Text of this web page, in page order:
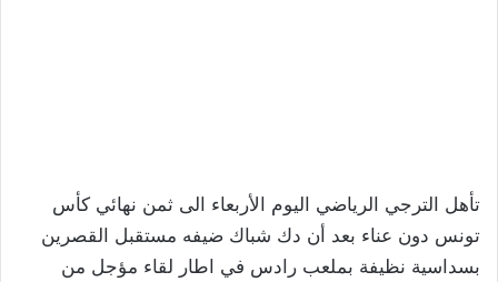
تأهل الترجي الرياضي اليوم الأربعاء الى ثمن نهائي كأس
تونس دون عناء بعد أن دك شباك ضيفه مستقبل القصرين
بسداسية نظيفة بملعب رادس في اطار لقاء مؤجل من